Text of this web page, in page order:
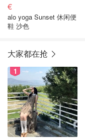
€
alo yoga Sunset 休闲便
鞋 沙色
大家都在抢
1